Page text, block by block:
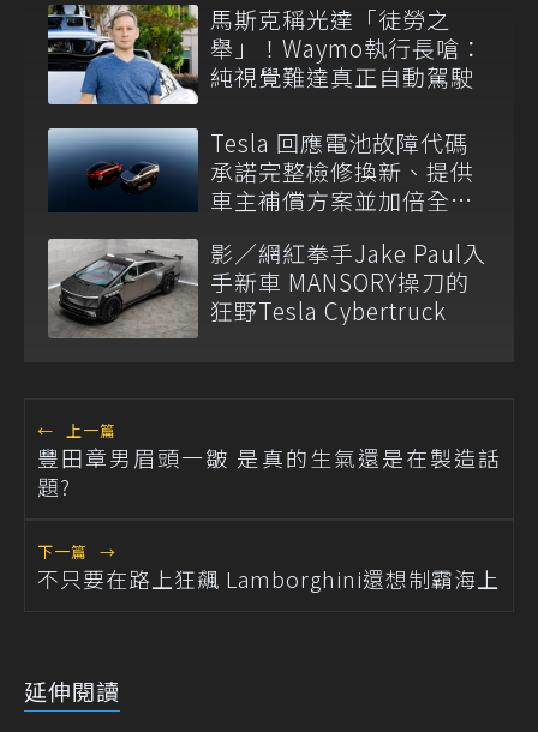
馬斯克稱光達「徒勞之
舉」！Waymo執行長嗆：
純視覺難達真正自動駕駛
Tesla 回應電池故障代碼
承諾完整檢修換新、提供
車主補償方案並加倍全台
影／網紅拳手Jake Paul入
手新車 MANSORY操刀的
狂野Tesla Cybertruck
← 上一篇
豐田章男眉頭一皺 是真的生氣還是在製造話
題?
下一篇 →
不只要在路上狂飆 Lamborghini還想制霸海上
延伸閱讀